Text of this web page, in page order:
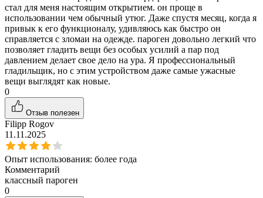
стал для меня настоящим открытием. он проще в
использовании чем обычный утюг. Даже спустя месяц, когда я
привык к его функционалу, удивляюсь как быстро он
справляется с зломаи на одежде. пароген довольно легкий что
позволяет гладить вещи без особых усилий а пар под
давлением делает свое дело на ура. Я профессиональный
гладильщик, но с этим устройством даже самые ужасные
вещи выглядят как новые.
0
Отзыв полезен
Filipp Rogov
11.11.2025
Опыт использования: более года
Комментарий
классный пароген
0